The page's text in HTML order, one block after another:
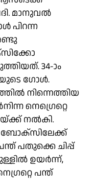
മാനുവല്‍
പിറന്ന
34-ാം
ഗോള്‍.
നിന്നെത്തിയ
നെഗ്രെറ്റെ
നല്‍കി.
ബോക്സിലേക്ക്
പതുക്കെ ചിപ്പ്
ഉയര്‍ന്ന്,
പന്ത്